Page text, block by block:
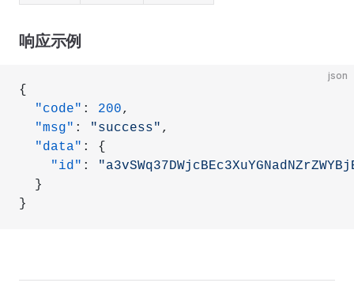
响应示例
json
{
  "code"
: 200,
  "msg"
: "success" ,
  "data"
: {
    "id"
:
  }
}